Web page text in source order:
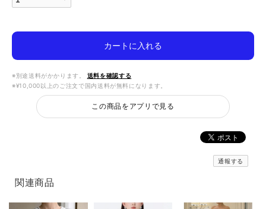
カートに入れる
※別途送料がかかります。
送料を確認する
※¥10,000以上のご注文で国内送料が無料になります。
この商品をアプリで見る
通報する
関連商品